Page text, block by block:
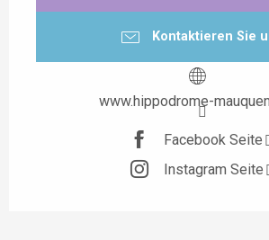
Kontaktieren Sie
www.hippodrome-
Facebook Seite
Instagram Seite